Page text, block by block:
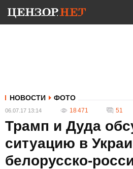
НОВОСТИ ФОТО
06.07.17 13:14 18 471 51
Трамп и Дуда
ситуацию в
белорусско-